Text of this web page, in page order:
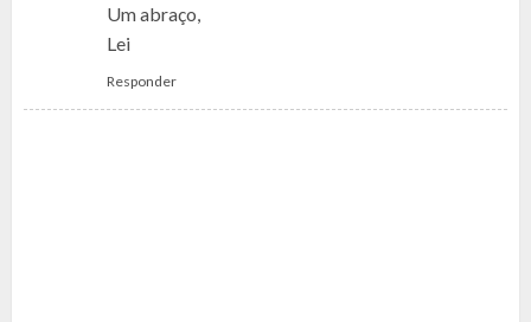
Um abraço,
Lei
Responder